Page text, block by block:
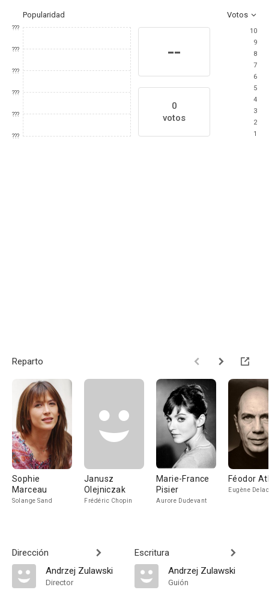
Popularidad Votos
???
???
???
???
???
???
--
0
votos
10
9
8
7
6
5
4
3
2
1
Reparto
Sophie
Marceau
Solange Sand
Janusz
Olejniczak
Frédéric Chopin
Marie-France
Pisier
Aurore Dudevant
Féodor
Eugène
Dirección
Andrzej Zulawski
Director
Escritura
Andrzej Zulawski
Guión